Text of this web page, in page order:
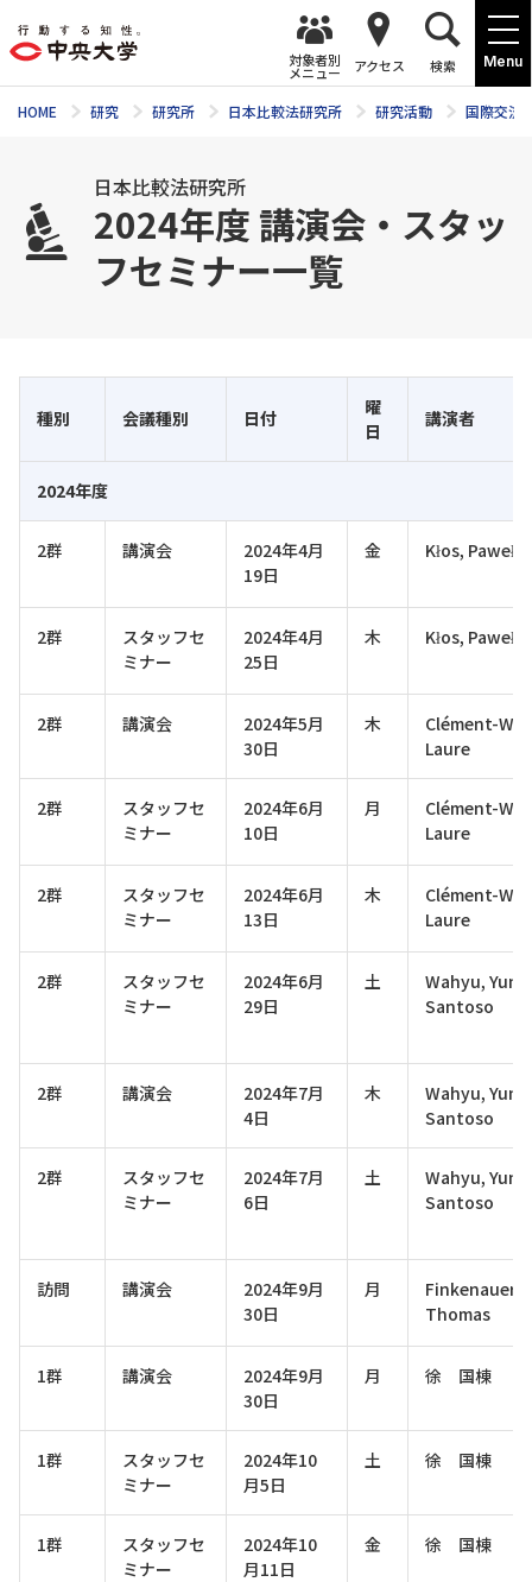
Menu
対象者別
メニュー アクセス 検索
HOME 研究 研究所 日本比較法研究所 研究活動 国際交流
日本比較法研究所
2024年度 講演会・スタッ
フセミナー一覧
種別 会議種別 日付
曜
日
講演者
2024年度
2群 講演会
2024年4月
19日
金 Kłos, Paweł
2群
スタッフセ
ミナー
2024年4月
25日
木 Kłos, Paweł
2群 講演会
2024年5月
30日
木
Clément-
Laure
2群
スタッフセ
ミナー
2024年6月
10日
月
Clément-
Laure
2群
スタッフセ
ミナー
2024年6月
13日
木
Clément-
Laure
2群
スタッフセ
ミナー
2024年6月
29日
土
Wahyu, Yun
Santoso
2群 講演会
2024年7月
4日
木
Wahyu, Yun
Santoso
2群
スタッフセ
ミナー
2024年7月
6日
土
Wahyu, Yun
Santoso
訪問 講演会
2024年9月
30日
月
Finkenauer,
Thomas
1群 講演会
2024年9月
30日
月 徐 国棟
1群
スタッフセ
ミナー
2024年10
月5日
土 徐 国棟
1群
スタッフセ
ミナー
2024年10
月11日
金 徐 国棟